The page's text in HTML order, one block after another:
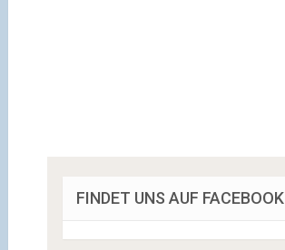
FINDET UNS AUF FACEBOOK